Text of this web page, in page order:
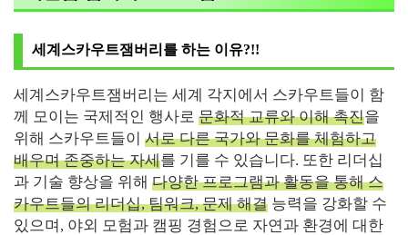
세계스카우트잼버리를 하는 이유?!!
세계스카우트잼버리는 세계 각지에서 스카우트들이 함
께 모이는 국제적인 행사로 문화적 교류와 이해 촉진을
위해 스카우트들이 서로 다른 국가와 문화를 체험하고
배우며 존중하는 자세를 기를 수 있습니다. 또한 리더십
과 기술 향상을 위해 다양한 프로그램과 활동을 통해 스
카우트들의 리더십, 팀워크, 문제 해결 능력을 강화할 수
있으며, 야외 모험과 캠핑 경험으로 자연과 환경에 대한